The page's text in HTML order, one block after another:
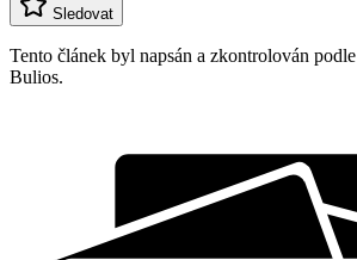
Sledovat
Tento článek byl napsán a zkontrolován podle
Bulios.